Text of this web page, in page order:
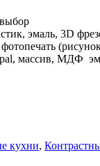
эмаль, 3D
массив, МДФ
кухни,